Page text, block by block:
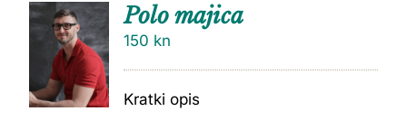
DODAJ
U
KOŠARI
Polo majica
150 kn
Kratki opis